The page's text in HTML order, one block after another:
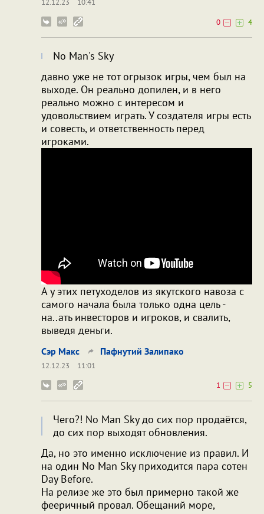
12.12.23
10:41
0
4
No Man's Sky
давно уже не тот огрызок игры, чем был на
выходе. Он реально допилен, и в него
реально можно с интересом и
удовольствием играть. У создателя игры есть
и совесть, и ответственность перед
игроками.
А у этих петуходелов из якутского навоза с
самого начала была только одна цель -
на..ать инвесторов и игроков, и свалить,
выведя деньги.
Сэр Макс Пафнутий Залипако
12.12.23
11:01
1
5
Чего?! No Man Sky до сих пор продаётся,
до сих пор выходят обновления.
Да, но это именно исключение из правил. И
на один No Man Sky приходится пара сотен
Day Before.
На релизе же это был примерно такой же
фееричный провал. Обещаний море,